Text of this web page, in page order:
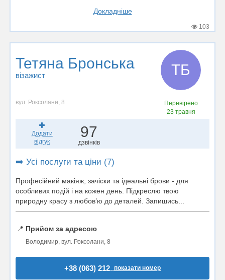
Докладніше
103
Тетяна Бронська
візажист ТБ
вул. Роксолани, 8
Перевірено
23 травня
Додати
відгук
97
дзвінків
➡️ Усі послуги та ціни (7)
Професійний макіяж, зачіски та ідеальні брови - для
особливих подій і на кожен день. Підкреслю твою
природну красу з любов’ю до деталей. Запишись...
📍 Прийом за адресою
Володимир, вул. Роксолани, 8
+38 (063) 212..показати номер